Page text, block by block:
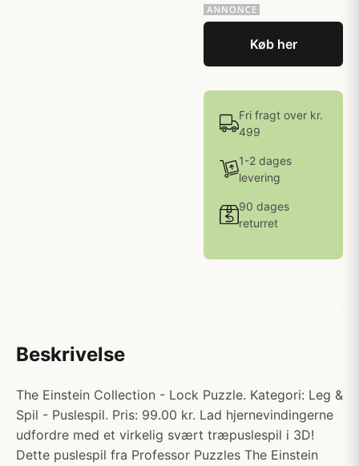
Køb her
Fri fragt over kr.
499
1-2 dages
levering
90 dages
returret
Beskrivelse
The Einstein Collection - Lock Puzzle. Kategori: Leg &
Spil - Puslespil. Pris: 99.00 kr. Lad hjernevindingerne
udfordre med et virkelig svært træpuslespil i 3D!
Dette puslespil fra Professor Puzzles The Einstein